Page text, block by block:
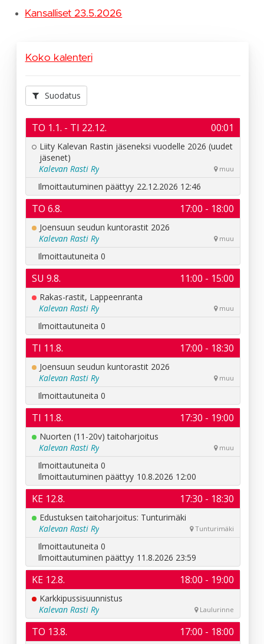
Kansalliset 23.5.2026
Koko kalenteri